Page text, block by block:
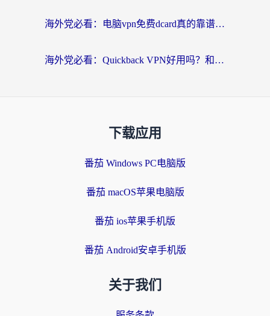
海外党必看：电脑vpn免费dcard真的靠谱吗？教你选对回国加速器无缝访问国内资源
海外党必看：Quickback VPN好用吗？和小黑牛VPN对比哪个回国效果更好？附真实体验+避坑指南
下载应用
番茄 Windows PC电脑版
番茄 macOS苹果电脑版
番茄 ios苹果手机版
番茄 Android安卓手机版
关于我们